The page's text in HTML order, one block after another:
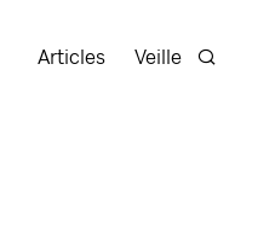
Articles Veille